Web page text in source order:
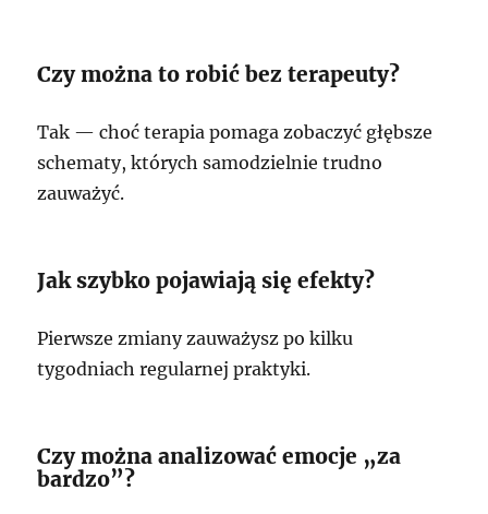
Czy można to robić bez terapeuty?
Tak — choć terapia pomaga zobaczyć głębsze
schematy, których samodzielnie trudno
zauważyć.
Jak szybko pojawiają się efekty?
Pierwsze zmiany zauważysz po kilku
tygodniach regularnej praktyki.
Czy można analizować emocje „za
bardzo”?